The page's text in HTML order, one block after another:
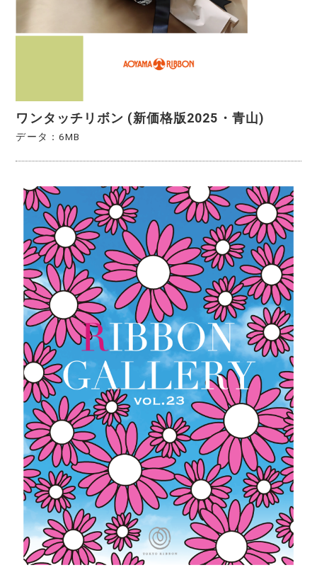
ワンタッチリボン (新価格版2025・青山)
データ：6MB